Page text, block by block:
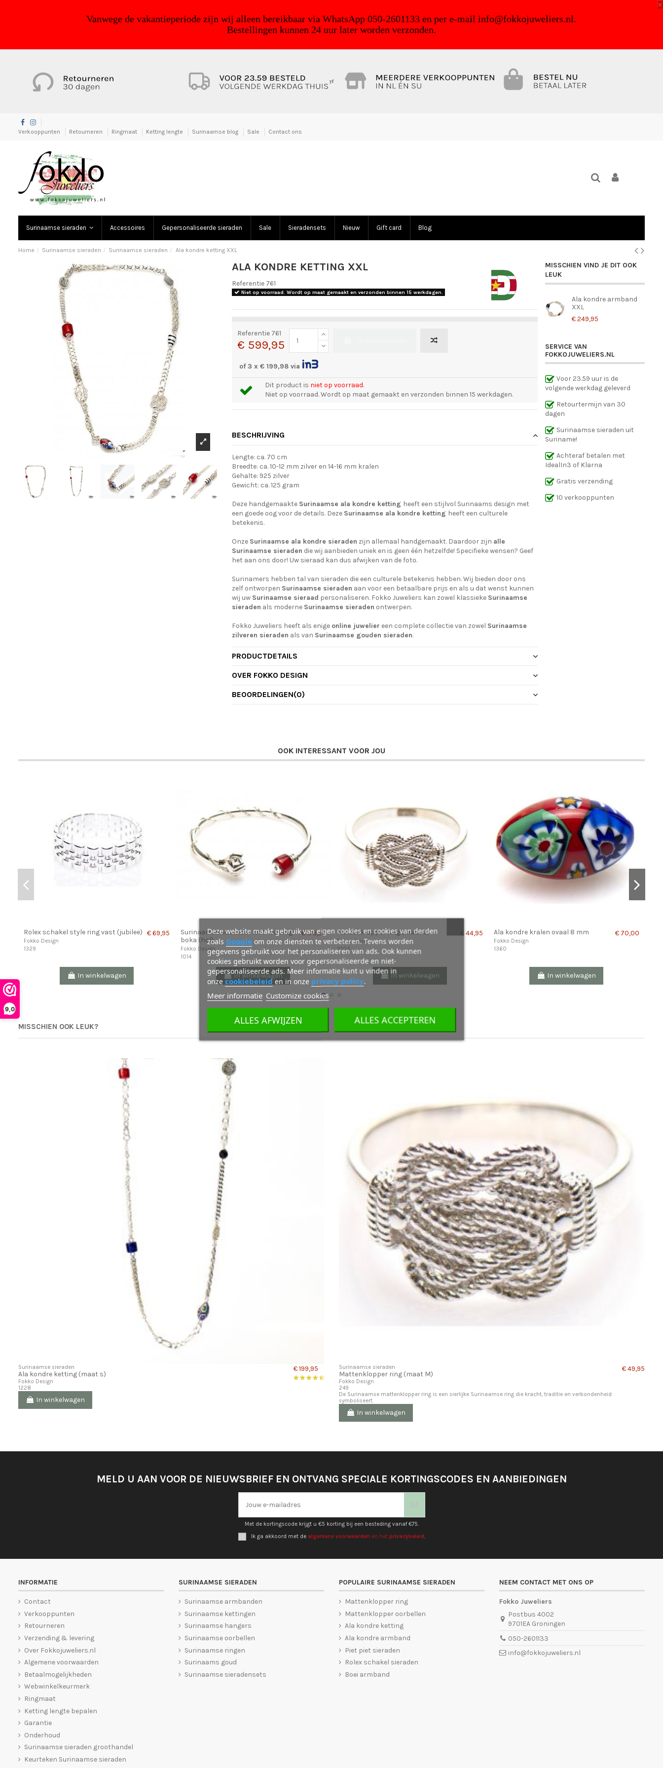
9,0
Vanwege de vakantieperiode zijn wij alleen bereikbaar via WhatsApp 050-2601133 en per e-mail info@fokkojuweliers.nl.
Bestellingen kunnen 24 uur later worden verzonden.
x
yf
Verkooppunten Retourneren Ringmaat Ketting lengte Surinaamse blog Sale Contact ons
Surinaamse sieraden Accessoires Gepersonaliseerde sieraden Sale Sieradensets Nieuw Gift card Blog
Home Surinaamse sieraden Surinaamse sieraden Ala kondre ketting XXL
ALA KONDRE KETTING XXL
Referentie 761
Niet op voorraad. Wordt op maat gemaakt en verzonden binnen 15 werkdagen.
Referentie 761
€ 599,95
of 3 x € 199,98 via
Dit product is niet op voorraad.
Niet op voorraad. Wordt op maat gemaakt en verzonden binnen 15 werkdagen.
BESCHRIJVING
Lengte: ca. 70 cm
Breedte: ca. 10-12 mm zilver en 14-16 mm kralen
Gehalte: 925 zilver
Gewicht: ca. 125 gram
Deze handgemaakte Surinaamse ala kondre ketting heeft een stijlvol Surinaams design met
een goede oog voor de details. Deze Surinaamse ala kondre ketting heeft een culturele
betekenis.
Onze Surinaamse ala kondre sieraden zijn allemaal handgemaakt. Daardoor zijn alle
Surinaamse sieraden die wij aanbieden uniek en is geen één hetzelfde! Specifieke wensen? Geef
het aan ons door! Uw sieraad kan dus afwijken van de foto.
Surinamers hebben tal van sieraden die een culturele betekenis hebben. Wij bieden door ons
zelf ontworpen Surinaamse sieraden aan voor een betaalbare prijs en als u dat wenst kunnen
wij uw Surinaamse sieraad personaliseren. Fokko Juweliers kan zowel klassieke Surinaamse
sieraden als moderne Surinaamse sieraden ontwerpen.
Fokko Juweliers heeft als enige online juwelier een complete collectie van zowel Surinaamse
zilveren sieraden als van Surinaamse gouden sieraden.
PRODUCTDETAILS
OVER FOKKO DESIGN
BEOORDELINGEN(0)
MISSCHIEN VIND JE DIT OOK
LEUK
Ala kondre armband
XXL
€ 249,95
SERVICE VAN
FOKKOJUWELIERS.NL
Voor 23.59 uur is de
volgende werkdag geleverd
Retourtermijn van 30
dagen
Surinaamse sieraden uit
Suriname!
Achteraf betalen met
IdealIn3 of Klarna
Gratis verzending
10 verkooppunten
OOK INTERESSANT VOOR JOU
Rolex schakel style ring vast (jubilee)
Fokko Design
1329
€ 69,95
In winkelwagen
Surinaamse boei vuist met rode ingi
boka (hol)
Fokko Design
1014
€ 179,95
In winkelwagen
Mattenklopper ring (maat S)
Fokko Design
1004
€ 44,95
In winkelwagen
Ala kondre kralen ovaal 8 mm
Fokko Design
1360
€ 70,00
In winkelwagen
MISSCHIEN OOK LEUK?
Surinaamse sieraden
Ala kondre ketting (maat s)
Fokko Design
1228
€ 199,95
In winkelwagen
Surinaamse sieraden
Mattenklopper ring (maat M)
Fokko Design
249
€ 49,95
De Surinaamse mattenklopper ring is een sierlijke Surinaamse ring die kracht, traditie en verbondenheid
symboliseert.
In winkelwagen
MELD U AAN VOOR DE NIEUWSBRIEF EN ONTVANG SPECIALE KORTINGSCODES EN AANBIEDINGEN
Met de kortingscode krijgt u €5 korting bij een besteding vanaf €75.
Ik ga akkoord met de algemene voorwaarden en het privacybeleid.
INFORMATIE
Contact
Verkooppunten
Retourneren
Verzending & levering
Over Fokkojuweliers.nl
Algemene voorwaarden
Betaalmogelijkheden
Webwinkelkeurmerk
Ringmaat
Ketting lengte bepalen
Garantie
Onderhoud
Surinaamse sieraden groothandel
Keurteken Surinaamse sieraden
SURINAAMSE SIERADEN
Surinaamse armbanden
Surinaamse kettingen
Surinaamse hangers
Surinaamse oorbellen
Surinaamse ringen
Surinaams goud
Surinaamse sieradensets
POPULAIRE SURINAAMSE SIERADEN
Mattenklopper ring
Mattenklopper oorbellen
Ala kondre ketting
Ala kondre armband
Piet piet sieraden
Rolex schakel sieraden
Boei armband
NEEM CONTACT MET ONS OP
Fokko Juweliers
Postbus 4002
9701EA Groningen
050-2601133
info@fokkojuweliers.nl
Deze website maakt gebruik van eigen cookies en cookies van derden
zoals Googleom onze diensten te verbeteren. Tevens worden
gegevens gebruikt voor het personaliseren van ads. Ook kunnen
cookies gebruikt worden voor gepersonaliseerde en niet-
gepersonaliseerde ads. Meer informatie kunt u vinden in
onzecookiebeleid en in onze privacy policy.
Meer informatie Customize cookies
ALLES AFWIJZEN ALLES ACCEPTEREN